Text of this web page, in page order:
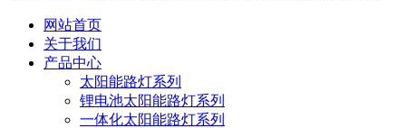
网站首页
关于我们
产品中心
太阳能路灯系列
锂电池太阳能路灯系列
一体化太阳能路灯系列